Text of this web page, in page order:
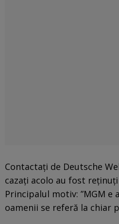
Contactați de Deutsche
cazați acolo au fost
Principalul motiv: ”MGM e
oamenii se referă la chiar